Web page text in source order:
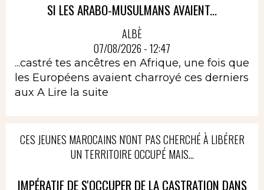
SI LES ARABO-MUSULMANS AVAIENT...
ALBÈ
07/08/2026 - 12:47
...castré tes ancêtres en Afrique, une fois que
les Européens avaient charroyé ces derniers
aux A Lire la suite
CES JEUNES MAROCAINS N'ONT PAS CHERCHÉ À LIBÉRER
UN TERRITOIRE OCCUPÉ MAIS...
IMPÉRATIF DE S'OCCUPER DE LA CASTRATION DANS